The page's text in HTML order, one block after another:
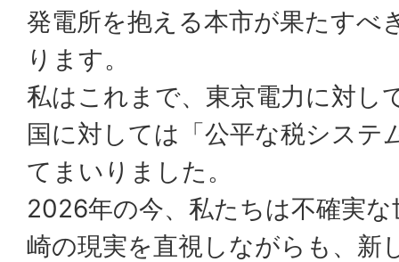
発電所を抱える本市が果たすべ
ります。
私はこれまで、東京電力に対し
国に対しては「公平な税システ
てまいりました。
2026年の今、私たちは不確実
崎の現実を直視しながらも、新